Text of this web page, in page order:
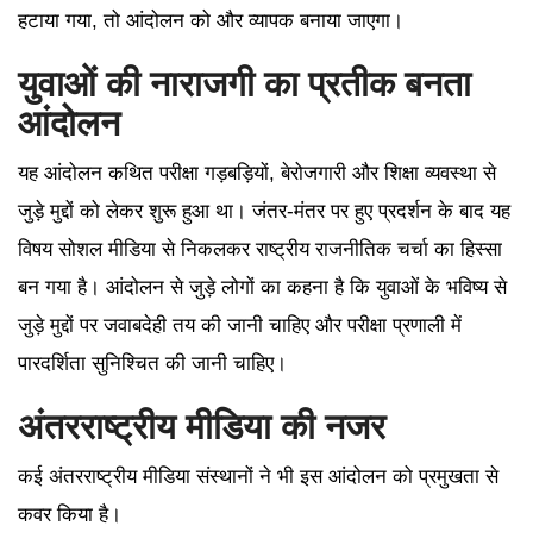
हटाया गया, तो आंदोलन को और व्यापक बनाया जाएगा।
युवाओं की नाराजगी का प्रतीक बनता
आंदोलन
यह आंदोलन कथित परीक्षा गड़बड़ियों, बेरोजगारी और शिक्षा व्यवस्था से
जुड़े मुद्दों को लेकर शुरू हुआ था। जंतर-मंतर पर हुए प्रदर्शन के बाद यह
विषय सोशल मीडिया से निकलकर राष्ट्रीय राजनीतिक चर्चा का हिस्सा
बन गया है। आंदोलन से जुड़े लोगों का कहना है कि युवाओं के भविष्य से
जुड़े मुद्दों पर जवाबदेही तय की जानी चाहिए और परीक्षा प्रणाली में
पारदर्शिता सुनिश्चित की जानी चाहिए।
अंतरराष्ट्रीय मीडिया की नजर
कई अंतरराष्ट्रीय मीडिया संस्थानों ने भी इस आंदोलन को प्रमुखता से
कवर किया है।